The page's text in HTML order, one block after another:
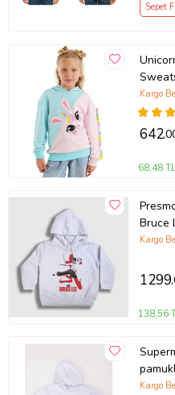
Sepet
Kargo
642
68,48
Bruce
Kargo
1299
138,56
Kargo